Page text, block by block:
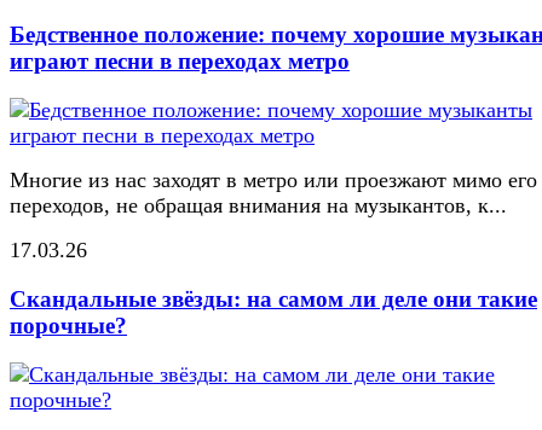
Бедственное положение: почему хорошие
играют песни в переходах метро
Многие из нас заходят в метро или проезжают мимо его
переходов, не обращая внимания на музыкантов, к...
17.03.26
Скандальные звёзды: на самом ли деле они такие
порочные?